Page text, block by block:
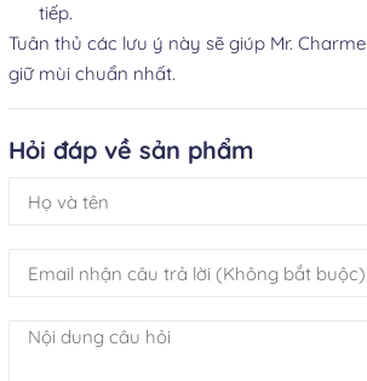
tiếp.
Tuân thủ các lưu ý này sẽ giúp Mr.
giữ mùi chuẩn nhất.
Hỏi đáp về sản phẩm